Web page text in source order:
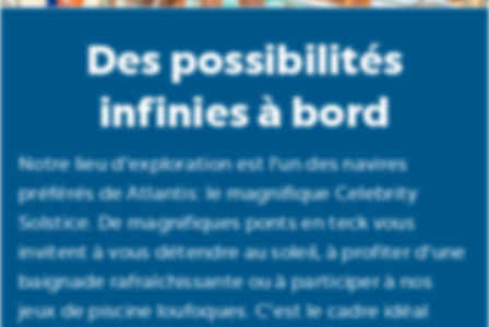
Des possibilités
infinies à bord
Notre lieu d'exploration est l'un des navires
préférés de Atlantis: le magnifique Celebrity
Solstice. De magnifiques ponts en teck vous
invitent à vous détendre au soleil, à profiter d'une
baignade rafraîchissante ou à participer à nos
jeux de piscine loufoques. C'est le cadre idéal